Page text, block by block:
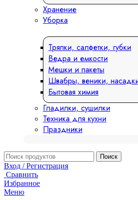
Хранение
Уборка
Тряпки, салфетки, губки
Ведра и емкости
Мешки и пакеты
Швабры, веники,
Бытовая химия
Гладилки, сушилки
Техника для кухни
Праздники
Поиск
Вход / Регистрация
Сравнить
Избранное
Меню